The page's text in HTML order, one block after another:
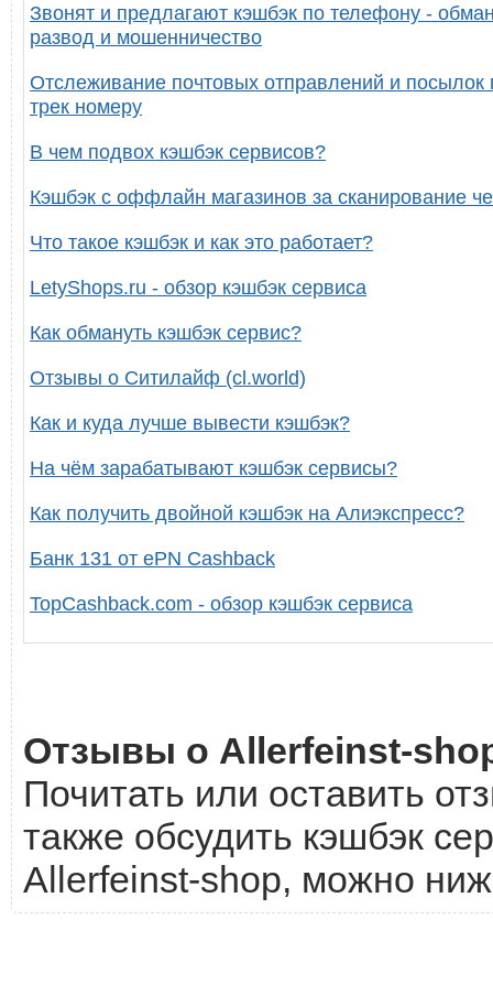
Звонят и предлагают кэшбэк по телефону -
развод и мошенничество
Отслеживание почтовых отправлений и посылок
трек номеру
В чем подвох кэшбэк сервисов?
Кэшбэк с оффлайн магазинов за сканирование
Что такое кэшбэк и как это работает?
LetyShops.ru - обзор кэшбэк сервиса
Как обмануть кэшбэк сервис?
Отзывы о Ситилайф (cl.world)
Как и куда лучше вывести кэшбэк?
На чём зарабатывают кэшбэк сервисы?
Как получить двойной кэшбэк на Алиэкспресс?
Банк 131 от ePN Cashback
TopCashback.com - обзор кэшбэк сервиса
Отзывы о Allerfeinst-
Почитать или оставить
также обсудить кэшбэк
Allerfeinst-shop, можно